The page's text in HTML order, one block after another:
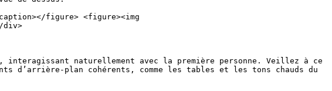
figure> <figure><img
div>
interagissant naturellement avec la première personne. Veillez à ce
d’arrière-plan cohérents, comme les tables et les tons chauds du